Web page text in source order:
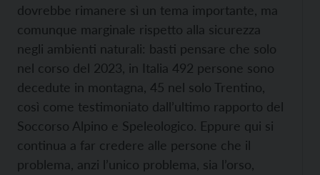
dovrebbe rimanere sì un tema importante, ma
comunque marginale rispetto alla sicurezza
negli ambienti naturali: basti pensare che solo
nel corso del 2023, in Italia 492 persone sono
decedute in montagna, 45 nel solo Trentino,
così come testimoniato dall’ultimo rapporto del
Soccorso Alpino e Speleologico. Eppure qui si
continua a far credere alle persone che il
problema, anzi l’unico problema, sia l’orso,